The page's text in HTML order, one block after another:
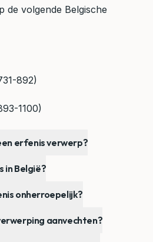
de volgende Belgische
892)
1100)
erfenis verwerp?
in België?
onherroepelijk?
aanvechten?